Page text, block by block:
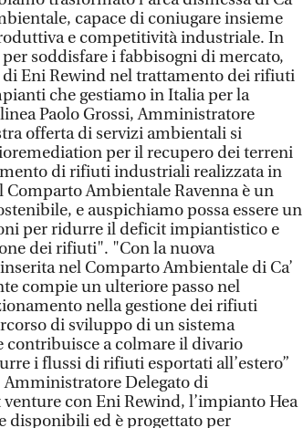
capace di coniugare insieme
e competitività industriale. In
soddisfare i fabbisogni di mercato,
Eni Rewind nel trattamento dei rifiuti
che gestiamo in Italia per la
Paolo Grossi, Amministratore
offerta di servizi ambientali si
per il recupero dei terreni
di rifiuti industriali realizzata in
Ambientale Ravenna è un
e auspichiamo possa essere un
per ridurre il deficit impiantistico e
dei rifiuti". "Con la nuova
nel Comparto Ambientale di Ca’
compie un ulteriore passo nel
nella gestione dei rifiuti
di sviluppo di un sistema
a colmare il divario
i flussi di rifiuti esportati all’estero”
Delegato di
con Eni Rewind, l’impianto Hea
disponibili ed è progettato per